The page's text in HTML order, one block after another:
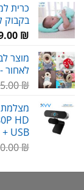
כרית
בקבוק
₪
מוצר
לאחור
₪
USB + מיקרופון - לשיחות זום ולמידה מרחוק
₪